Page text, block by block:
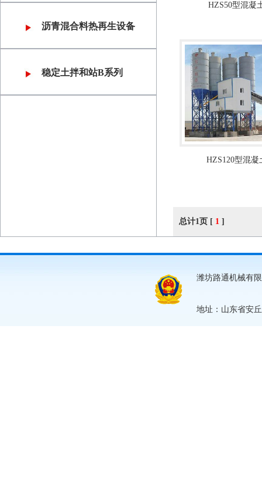
沥青混合料热再生设备
稳定土拌和站B系列
HZS50型混凝
HZS120型混凝
总计1页 [ 1]
潍坊路通机械有
地址：山东省安